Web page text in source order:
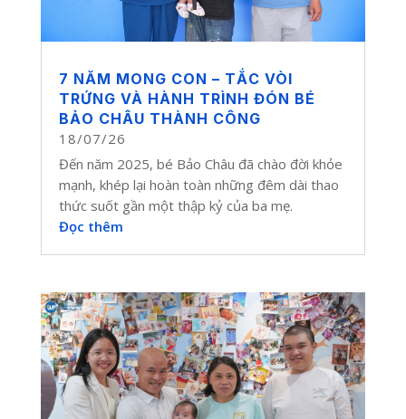
7 NĂM MONG CON – TẮC VÒI
TRỨNG VÀ HÀNH TRÌNH ĐÓN BÉ
BẢO CHÂU THÀNH CÔNG
18/07/26
Đến năm 2025, bé Bảo Châu đã chào đời khỏe
mạnh, khép lại hoàn toàn những đêm dài thao
thức suốt gần một thập kỷ của ba mẹ.
Đọc thêm